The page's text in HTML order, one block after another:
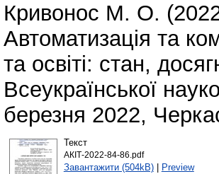
Кривонос М. О.
Автоматизація та
та освіті: стан,
Всеукраїнської
березня 2022,
Текст
АКІТ-2022-84-86.pdf
Завантажити (504kB)| Preview